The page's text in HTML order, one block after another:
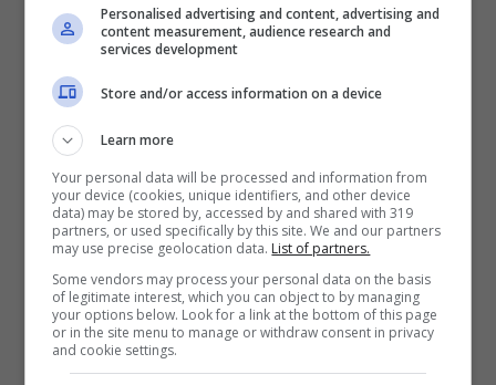
Tina Brown descrive Harry come un uomo
molto arrabbiato, dicendo che aveva
momenti di ira assoluta e se la prendeva
con Carlo o con William. Con il fratello per il
Personalised advertising and content, advertising and
content measurement, audience research and
services development
Store and/or access information on a device
Learn more
Your personal data will be processed and information from
your device (cookies, unique identifiers, and other device
data) may be stored by, accessed by and shared with 319
partners, or used specifically by this site. We and our partners
may use precise geolocation data. List of partners.
Some vendors may process your personal data on the basis
of legitimate interest, which you can object to by managing
your options below. Look for a link at the bottom of this page
or in the site menu to manage or withdraw consent in privacy
and cookie settings.